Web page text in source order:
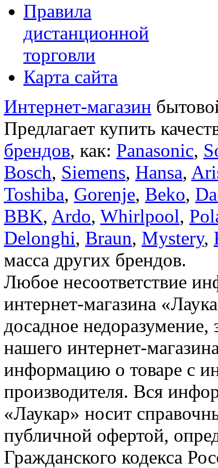
Правила
дистанционной
торговли
Карта сайта
Интернет-магазин
Предлагает купить
брендов, как: Panasonic,
Bosch, Siemens, Hansa,
Toshiba, Gorenje, Beko,
BBK, Ardo, Whirlpool,
Delonghi, Braun, Mystery,
масса других брендов.
Любое несоответствие
интернет-магазина
досадное недоразумение,
нашего интернет-
информацию о товаре с
производителя. Вся
«Лаукар» носит
публичной офертой,
Гражданского кодекса